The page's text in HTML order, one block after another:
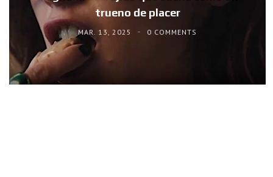
trueno de placer
MAR. 13, 2025 0 COMMENTS